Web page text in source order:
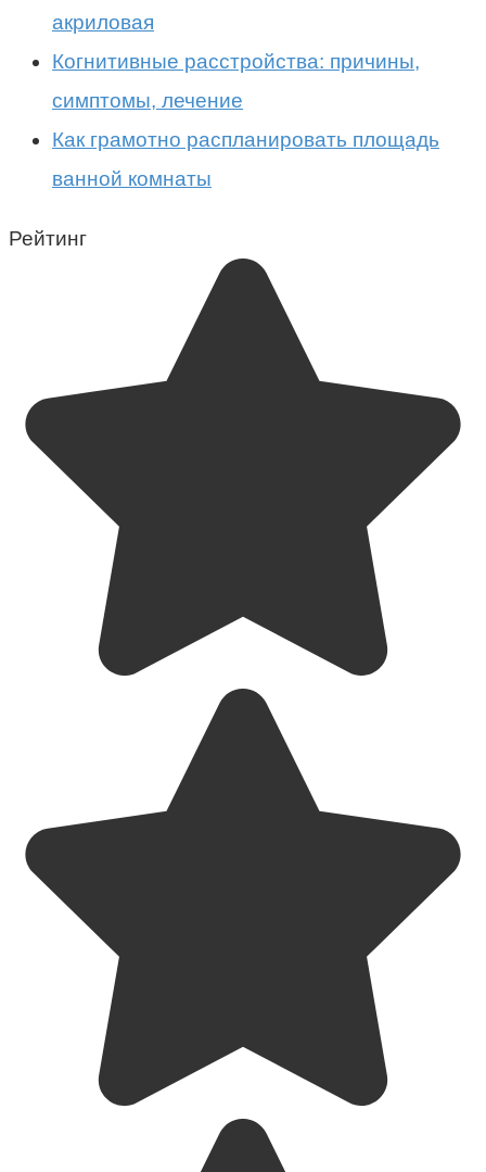
акриловая
Когнитивные расстройства: причины,
симптомы, лечение
Как грамотно распланировать площадь
ванной комнаты
Рейтинг